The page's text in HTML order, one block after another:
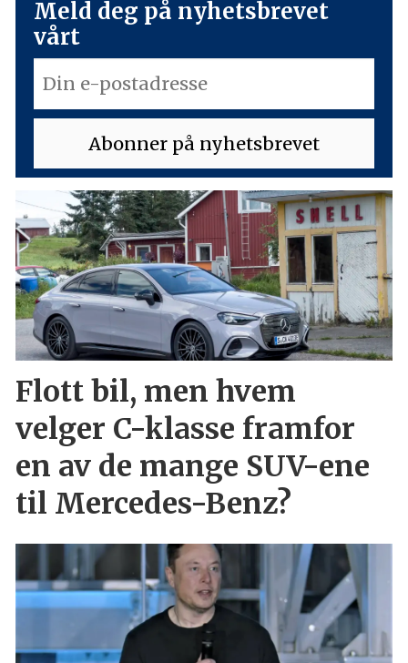
Meld deg på nyhetsbrevet
vårt
Flott bil, men hvem
velger C-klasse framfor
en av de mange SUV-ene
til Mercedes-Benz?